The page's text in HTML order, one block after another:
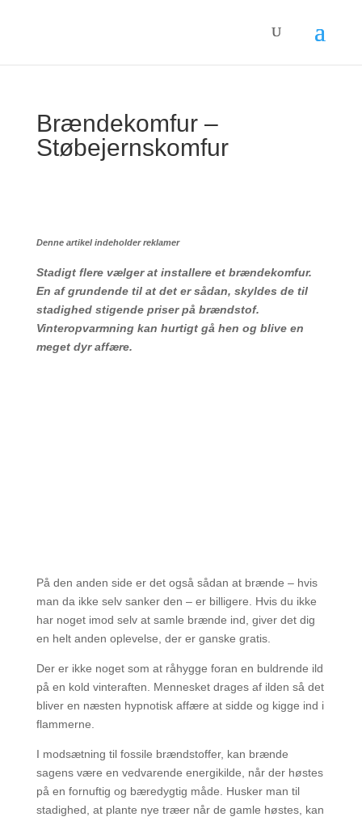
Brændekomfur –
Støbejernskomfur
Denne artikel indeholder reklamer
Stadigt flere vælger at installere et brændekomfur.
En af grundende til at det er sådan, skyldes de til
stadighed stigende priser på brændstof.
Vinteropvarmning kan hurtigt gå hen og blive en
meget dyr affære.
På den anden side er det også sådan at brænde – hvis
man da ikke selv sanker den – er billigere. Hvis du ikke
har noget imod selv at samle brænde ind, giver det dig
en helt anden oplevelse, der er ganske gratis.
Der er ikke noget som at råhygge foran en buldrende ild
på en kold vinteraften. Mennesket drages af ilden så det
bliver en næsten hypnotisk affære at sidde og kigge ind i
flammerne.
I modsætning til fossile brændstoffer, kan brænde
sagens være en vedvarende energikilde, når der høstes
på en fornuftig og bæredygtig måde. Husker man til
stadighed, at plante nye træer når de gamle høstes, kan